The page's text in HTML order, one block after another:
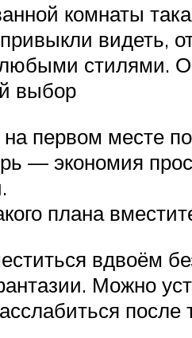
комнаты
видеть,
стилями.
выбор
первом месте по
— экономия
плана
вдвоём
Можно
после